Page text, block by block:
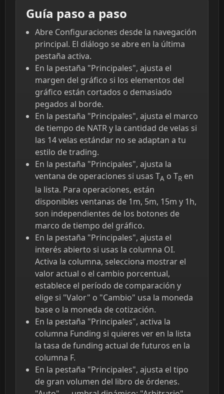
Guía paso a paso
Abre Configuraciones desde la navegación
principal. El diálogo se abre en la última
pestaña activa.
En la pestaña "Principales", ajusta el
margen del gráfico si los elementos del
gráfico están cortados o demasiado
pegados al borde.
En la pestaña "Principales", ajusta el marco
de tiempo de NATR y la cantidad de velas si
las 14 velas estándar no se adaptan a tu
estilo de trading.
En la pestaña "Principales", ajusta la
ventana de operaciones si usas TA o TR en
la lista. Para operaciones, están
disponibles ventanas de 1m, 5m, 15m y 1h,
son independientes de los botones de
marco de tiempo del gráfico.
En la pestaña "Principales", ajusta el
interés abierto si usas la columna OI.
Activa la columna, selecciona mostrar el
valor actual o el cambio porcentual,
establece el período de comparación y
elige si "Valor" o "Cambio" usa la moneda
base o la moneda de cotización.
En la pestaña "Principales", activa la
columna Funding si quieres ver en la lista
la tasa de funding actual de futuros en la
columna F.
En la pestaña "Principales", ajusta el tipo
de gran volumen del libro de órdenes.